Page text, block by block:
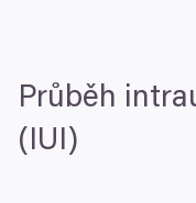
Průběh
( IUI )